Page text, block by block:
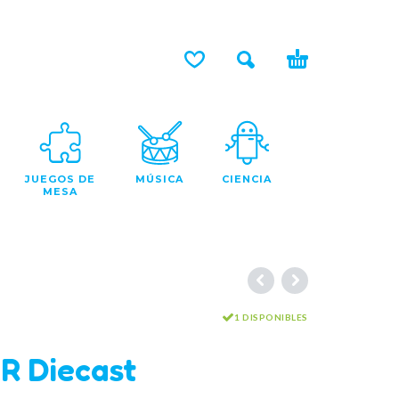
JUEGOS DE
MESA
MÚSICA CIENCIA
1 DISPONIBLES
Diecast